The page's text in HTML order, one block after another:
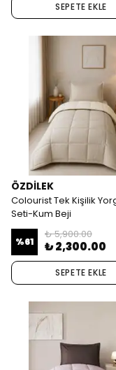
SEPETE EKLE
ÖZDİLEK
Colourist Tek Kişilik
Seti-Kum Beji
%61
₺ 5,900.00
₺ 2,300.00
SEPETE EKLE